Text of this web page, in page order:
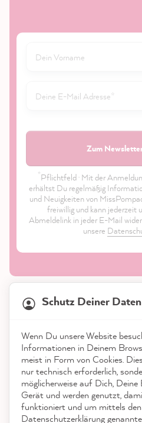
Zum
*Pflichtfeld · Mit der
erhältst Du regelmäßig
und Neuigkeiten von
freiwillig und kann jederzeit
Abmeldelink in jeder E-Mail
unsere
Service
Kontakt
App herunterladen
Schutz Deiner Daten
Wenn Du unsere Website
Informationen in Deinem
meist in Form von Cookies.
nur technisch erforderlich,
möglicherweise auf Dich,
Gerät und werden genutzt,
funktioniert und um mittels
Datenschutzerklärung
21.845Bewertungen
Anonym